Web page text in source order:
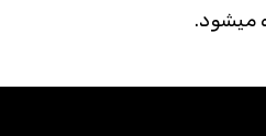
میشود.